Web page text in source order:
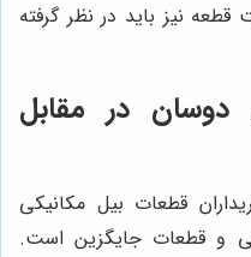
نیز باید در نظر گرفته
در مقابل
قطعات بیل مکانیکی
و قطعات جایگزین است.